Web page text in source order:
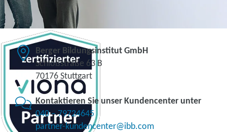
Berger Bildungsinstitut GmbH
Schloßstraße 63 B
70176 Stuttgart
Kontaktieren Sie unser Kundencenter unter
040 – 79724645
partner-kundencenter@ibb.com